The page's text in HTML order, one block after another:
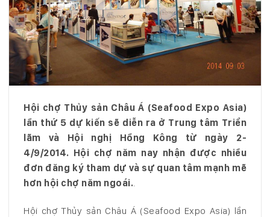
Hội chợ Thủy sản Châu Á (Seafood Expo Asia)
lần thứ 5 dự kiến sẽ diễn ra ở Trung tâm Triển
lãm và Hội nghị Hồng Kông từ ngày 2-
4/9/2014. Hội chợ năm nay nhận được nhiều
đơn đăng ký tham dự và sự quan tâm mạnh mẽ
hơn hội chợ năm ngoái..
Hội chợ Thủy sản Châu Á (Seafood Expo Asia) lần